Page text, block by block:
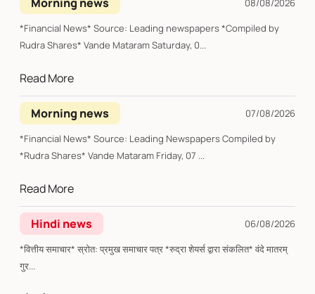
08/08/2026
*Financial News* Source: Leading newspapers *Compiled by
Rudra Shares* Vande Mataram Saturday, 0...
Read More
Morning news
07/08/2026
*Financial News* Source: Leading Newspapers Compiled by
*Rudra Shares* Vande Mataram Friday, 07 ...
Read More
Hindi news
06/08/2026
*वित्तीय समाचार* स्रोत: प्रमुख समाचार पत्र *रुद्रा शेयर्स द्वारा संकलित* वंदे मातरम्
गुर...